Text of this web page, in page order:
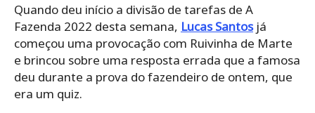
Quando deu início a divisão de tarefas de A
Fazenda 2022 desta semana, Lucas Santosjá
começou uma provocação com Ruivinha de Marte
e brincou sobre uma resposta errada que a famosa
deu durante a prova do fazendeiro de ontem, que
era um quiz.